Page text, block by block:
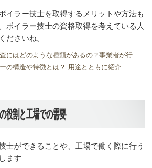
イラー技士を取得するメリットや方法も
ボイラー技士の資格取得を考えている人
ださいね。
の構造や特徴とは？ 用途とともに紹介
役割と工場での需要
士ができることや、工場で働く際に行う
ます